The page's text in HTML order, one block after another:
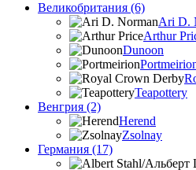
Великобритания (6)
Ari D.
Arthur
Dunoon
Teapottery
Венгрия (2)
Herend
Zsolnay
Германия (17)